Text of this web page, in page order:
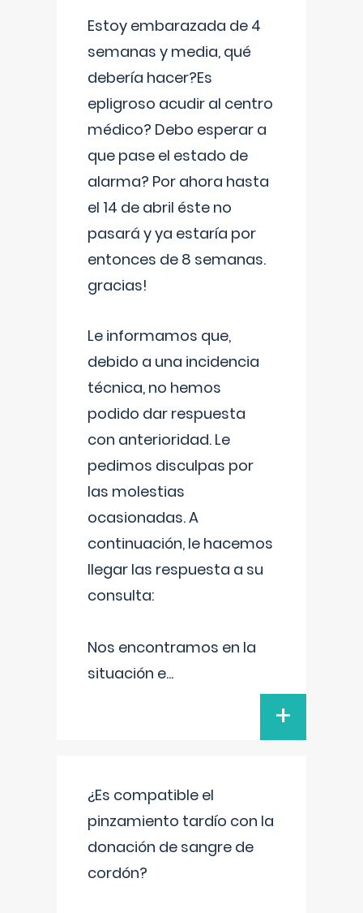
Estoy embarazada de 4
semanas y media, qué
debería hacer?Es
epligroso acudir al centro
médico? Debo esperar a
que pase el estado de
alarma? Por ahora hasta
el 14 de abril éste no
pasará y ya estaría por
entonces de 8 semanas.
gracias!
Le informamos que,
debido a una incidencia
técnica, no hemos
podido dar respuesta
con anterioridad. Le
pedimos disculpas por
las molestias
ocasionadas. A
continuación, le hacemos
llegar las respuesta a su
consulta:
Nos encontramos en la
situación e...
+
¿Es compatible el
pinzamiento tardío con la
donación de sangre de
cordón?